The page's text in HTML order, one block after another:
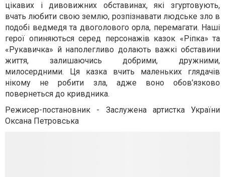
цікавих і дивовижних обставинах, які згуртовують,
вчать любити свою землю, розпізнавати людське зло в
подобі ведмедя та двоголового орла, перемагати. Наші
герої опиняються серед персонажів казок «Ріпка» та
«Рукавичка» й наполегливо долають важкі обставини
життя, залишаючись добрими, дружними,
милосердними. Ця казка вчить маленьких глядачів
нікому не робити зла, адже воно обов’язково
повернеться до кривдника.
Режисер-постановник - Заслужена артистка України
Оксана Петровська